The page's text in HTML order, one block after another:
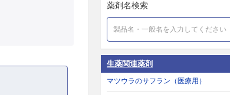
薬剤名検索
生薬関連薬剤
マツウラのサフラン（医療用）